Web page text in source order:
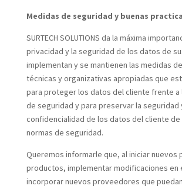
Medidas de seguridad y buenas
SURTECH SOLUTIONS da la máxima
privacidad y la seguridad de los datos de
implementan y se mantienen las medidas
técnicas y organizativas apropiadas que
para proteger los datos del cliente frente a
de seguridad y para preservar la seguridad
confidencialidad de los datos del cliente de
normas de seguridad.
Queremos informarle que, al iniciar nuevos
productos, implementar modificaciones en
incorporar nuevos proveedores que